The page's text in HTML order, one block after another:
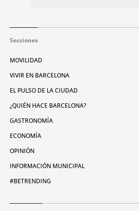
Secciones
MOVILIDAD
VIVIR EN BARCELONA
EL PULSO DE LA CIUDAD
¿QUIÉN HACE BARCELONA?
GASTRONOMÍA
ECONOMÍA
OPINIÓN
INFORMACIÓN MUNICIPAL
#BETRENDING